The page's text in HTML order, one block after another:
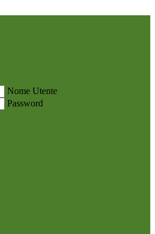
Nome Utente
Password